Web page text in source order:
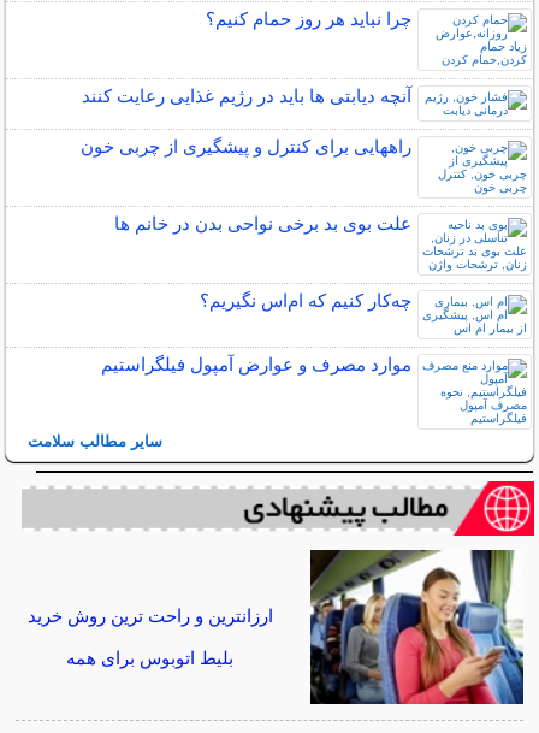
چرا نباید هر روز حمام کنیم؟
آنچه دیابتی ها باید در رژیم غذایی رعایت کنند
راههایی برای کنترل و پیشگیری از چربی خون
علت بوی بد برخی نواحی بدن در خانم ها
چه‌كار كنيم كه ام‌اس نگيريم؟
موارد مصرف و عوارض آمپول فیلگراستیم
سایر مطالب سلامت
ارزانترین و راحت ترین روش خرید
بلیط اتوبوس برای همه